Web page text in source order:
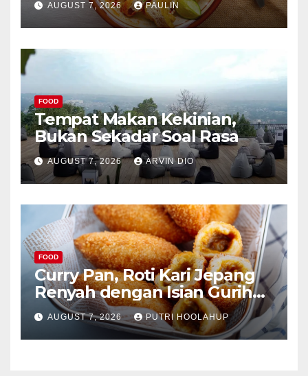
AUGUST 7, 2026 PAULIN
FOOD
Tempat Makan Kekinian,
Bukan Sekadar Soal Rasa
AUGUST 7, 2026 ARVIN DIO
FOOD
Curry Pan, Roti Kari Jepang
Renyah dengan Isian Gurih
Menggoda
AUGUST 7, 2026 PUTRI HOOLAHUP